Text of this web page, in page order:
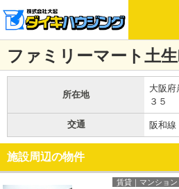
ファミリーマート土
所在地
大阪府
３５
交通 阪和線
施設周辺の物件
賃貸｜マンション